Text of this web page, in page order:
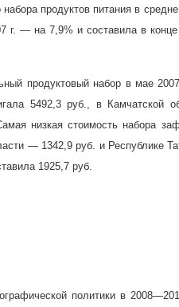
продуктов питания в
г. — на 7,9% и составила в
продуктовый набор в мае
5492,3 руб., в
низкая стоимость набора
— 1342,9 руб. и Республике
1925,7 руб.
политики в